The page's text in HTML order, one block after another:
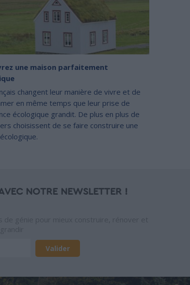
une maison parfaitement
changent leur manière de vivre et de
en même temps que leur prise de
écologique grandit. De plus en plus de
choisissent de se faire construire une
NOTRE NEWSLETTER !